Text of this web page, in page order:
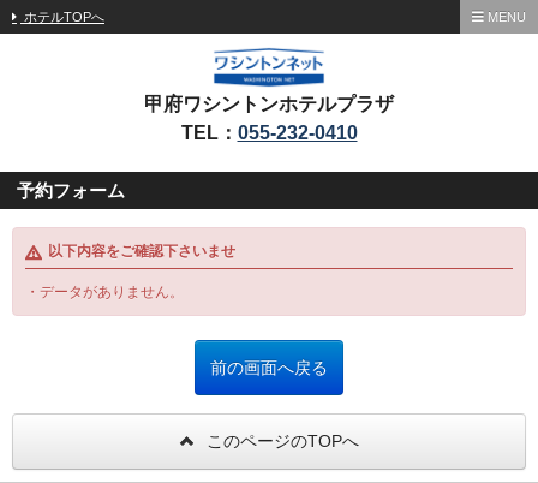
ホテルTOPへ MENU
甲府ワシントンホテルプラザ
TEL： 055-232-0410
予約フォーム
以下内容をご確認下さいませ
・データがありません。
このページのTOPへ